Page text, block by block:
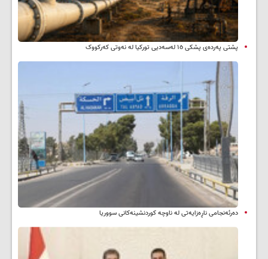
پشتی پەردەی پشکی ١٥ لەسەدیی تورکیا لە نەوتی کەرکووک
دەرئەنجامی ناڕەزایەتی لە ناوچە کوردنشینەکانی سووریا